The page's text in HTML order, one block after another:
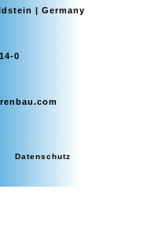
| Germany
0
Datenschutz